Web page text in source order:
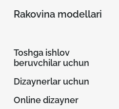
Rakovina modellari
Toshga ishlov
beruvchilar uchun
Dizaynerlar uchun
Online dizayner